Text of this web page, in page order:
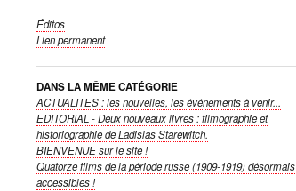
Éditos
Lien permanent
DANS LA MÊME CATÉGORIE
ACTUALITES : les nouvelles, les événements à venir...
EDITORIAL - Deux nouveaux livres : filmographie et
historiographie de Ladislas Starewitch.
BIENVENUE sur le site !
Quatorze films de la période russe (1909-1919) désormais
accessibles !